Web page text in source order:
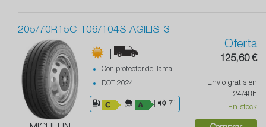
205/70R15C 106/104S AGILIS-3
|
Con protector de llanta
DOT 2024
71
Oferta
125,60 €
Envío gratis en
24/48h
En stock